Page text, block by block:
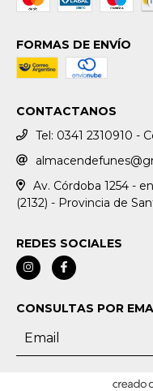
FORMAS DE ENVÍO
CONTACTANOS
Tel: 0341 2310910 -
Av. Córdoba 1254 -
(2132) - Provincia de
REDES SOCIALES
CONSULTAS POR